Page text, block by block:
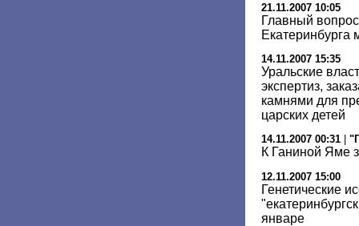
21.11.2007 10:05
Главный
14.11.2007 15:35
Уральские
экспертиз,
камнями для
царских детей
14.11.2007 00:31
К Ганиной Яме
12.11.2007 15:00
Генетические
январе